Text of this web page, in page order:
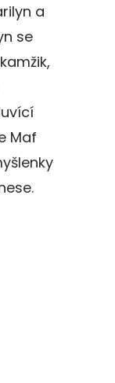
a
se
Maf